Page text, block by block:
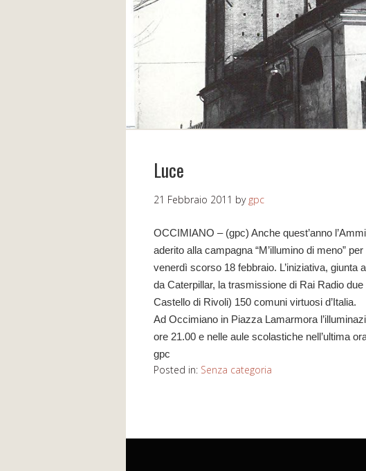
Luce
21 Febbraio 2011 by gpc
OCCIMIANO – (gpc) Anche quest’anno
aderito alla campagna “M’illumino di meno”
venerdì scorso 18 febbraio. L’iniziativa, giunta
da Caterpillar, la trasmissione di Rai Radio
Castello di Rivoli) 150 comuni virtuosi d’Italia.
Ad Occimiano in Piazza Lamarmora
ore 21.00 e nelle aule scolastiche nell’ultima
gpc
Posted in: Senza categoria